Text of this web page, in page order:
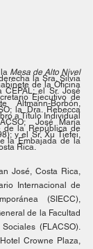
Mesa de Alto Nivel
la Sra. Silvia
de la Oficina
el Sr. José
Ejecutivo de
Altmann-Borbón,
la Dra. Rebecca
a Título Individual
José María
de la República de
y el Sr. Xu Tiefei,
la Embajada de la
Rica.
José, Costa Rica,
Internacional de
(SIECC),
de la Facultad
(FLACSO).
Crowne Plaza,